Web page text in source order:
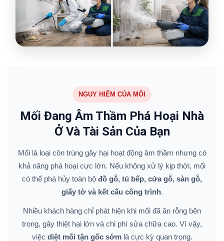
NGUY HIỂM CỦA MỐI
Mối Đang Âm Thầm Phá Hoại Nhà
Ở Và Tài Sản Của Bạn
Mối là loại côn trùng gây hại hoạt động âm thầm nhưng có
khả năng phá hoại cực lớn. Nếu không xử lý kịp thời, mối
có thể phá hủy toàn bộ đồ gỗ, tủ bếp, cửa gỗ, sàn gỗ,
giấy tờ và kết cấu công trình.
Nhiều khách hàng chỉ phát hiện khi mối đã ăn rỗng bên
trong, gây thiệt hại lớn và chi phí sửa chữa cao. Vì vậy,
việc diệt mối tận gốc sớmlà cực kỳ quan trọng.